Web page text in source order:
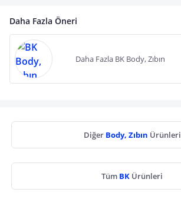
Daha Fazla Öneri
Daha Fazla BK Body, Zıbın
Diğer Body, Zıbın Ürünleri
Tüm BK Ürünleri